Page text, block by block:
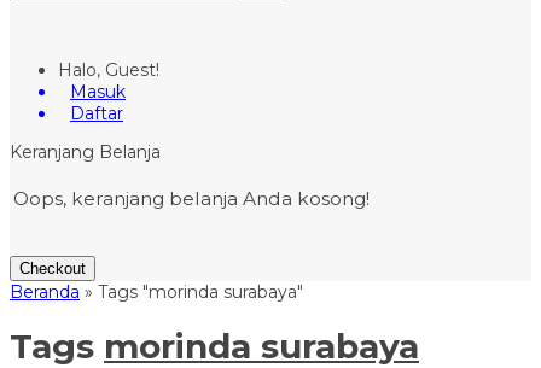
Halo, Guest!
Masuk
Daftar
Keranjang Belanja
Oops, keranjang belanja Anda kosong!
Checkout
Beranda » Tags "morinda surabaya"
Tags morinda surabaya